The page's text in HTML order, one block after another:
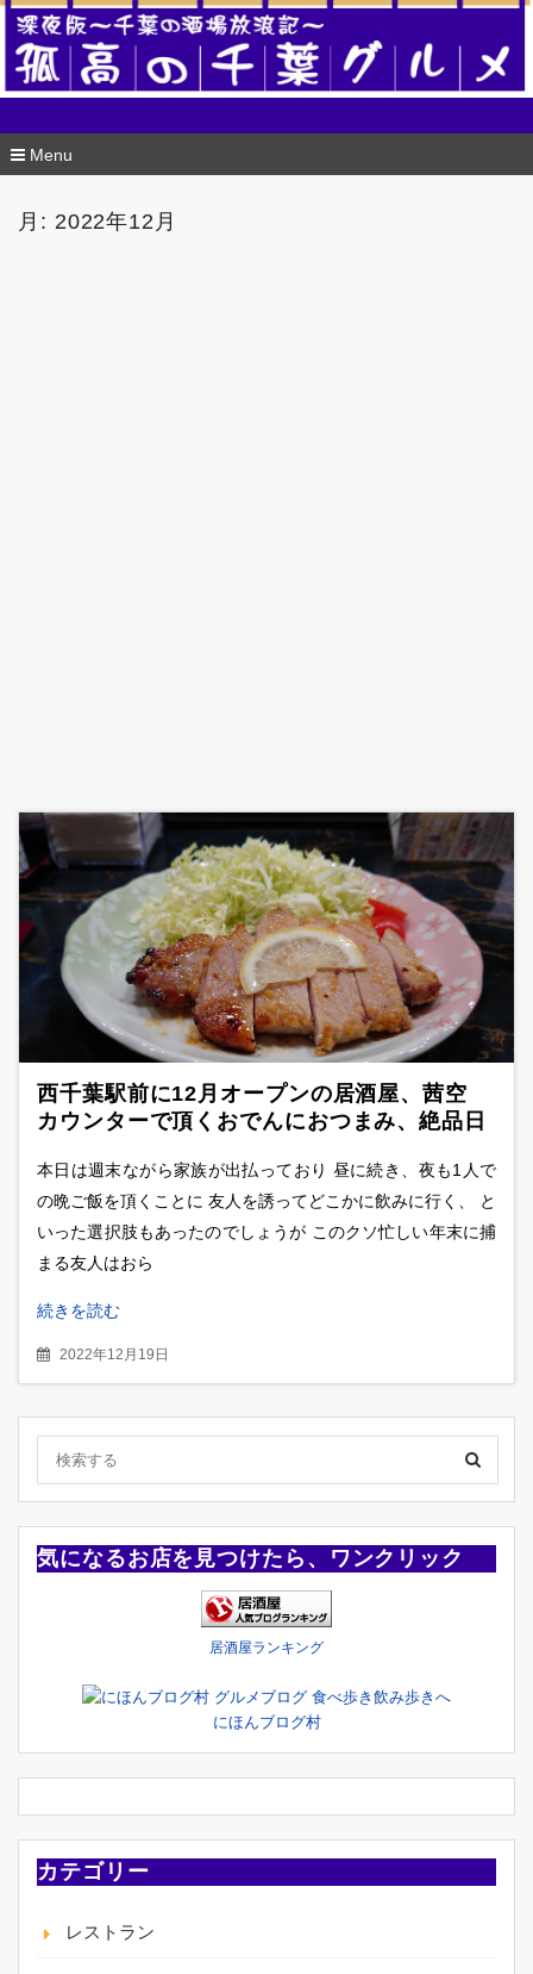
酒場版 孤高の千葉グルメ
Menu
月: 2022年12月
西千葉駅前に12月オープンの居酒屋、茜空
カウンターで頂くおでんにおつまみ、絶品日
本日は週末ながら家族が出払っており 昼に続き、夜も1人で
の晩ご飯を頂くことに 友人を誘ってどこかに飲みに行く、 と
いった選択肢もあったのでしょうが このクソ忙しい年末に捕
まる友人はおら
続きを読む
2022年12月19日
気になるお店を見つけたら、ワンクリック
居酒屋ランキング
にほんブログ村
カテゴリー
レストラン